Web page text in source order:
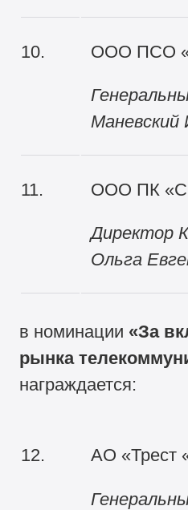
10. ООО ПСО
Маневский
11. ООО ПК
Директор
Ольга
в номинации «За
рынка
награждается:
12. АО «Трест